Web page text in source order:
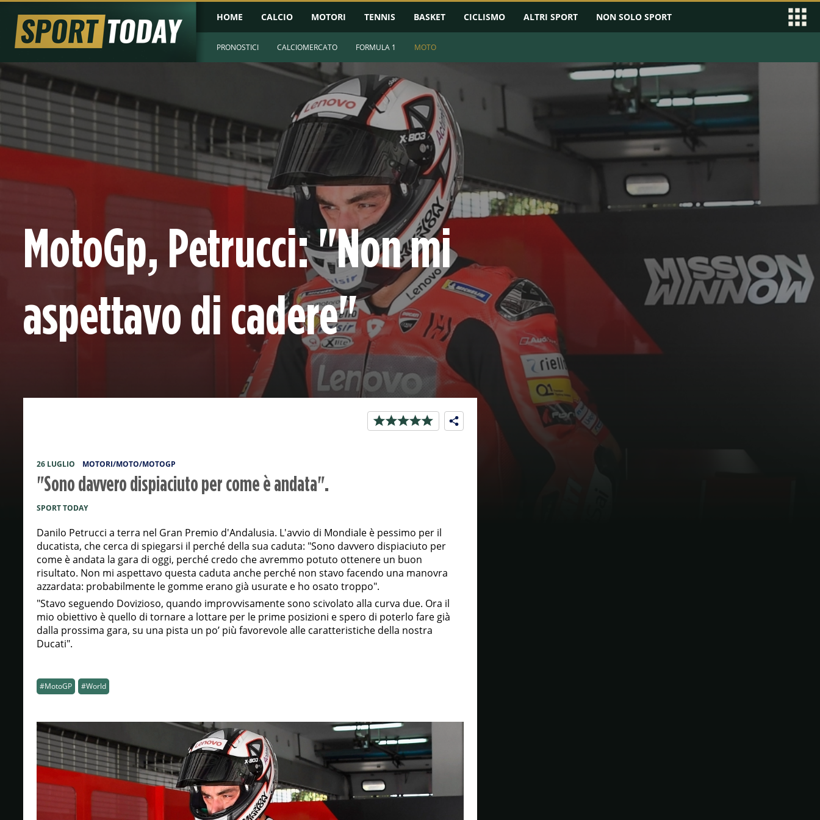
HOME CALCIO MOTORI TENNIS BASKET CICLISMO ALTRI SPORT NON SOLO SPORT
PRONOSTICI CALCIOMERCATO FORMULA 1 MOTO
MotoGp, Petrucci: "Non mi
aspettavo di cadere"
26 LUGLIO MOTORI/MOTO/MOTOGP
"Sono davvero dispiaciuto per come è andata".
SPORT TODAY
Danilo Petrucci a terra nel Gran Premio d'Andalusia. L'avvio di Mondiale è pessimo per il
ducatista, che cerca di spiegarsi il perché della sua caduta: "Sono davvero dispiaciuto per
come è andata la gara di oggi, perché credo che avremmo potuto ottenere un buon
risultato. Non mi aspettavo questa caduta anche perché non stavo facendo una manovra
azzardata: probabilmente le gomme erano già usurate e ho osato troppo".
"Stavo seguendo Dovizioso, quando improvvisamente sono scivolato alla curva due. Ora il
mio obiettivo è quello di tornare a lottare per le prime posizioni e spero di poterlo fare già
dalla prossima gara, su una pista un po’ più favorevole alle caratteristiche della nostra
Ducati".
#MotoGP #World